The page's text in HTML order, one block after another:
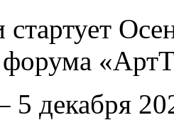
форума
5 декабря